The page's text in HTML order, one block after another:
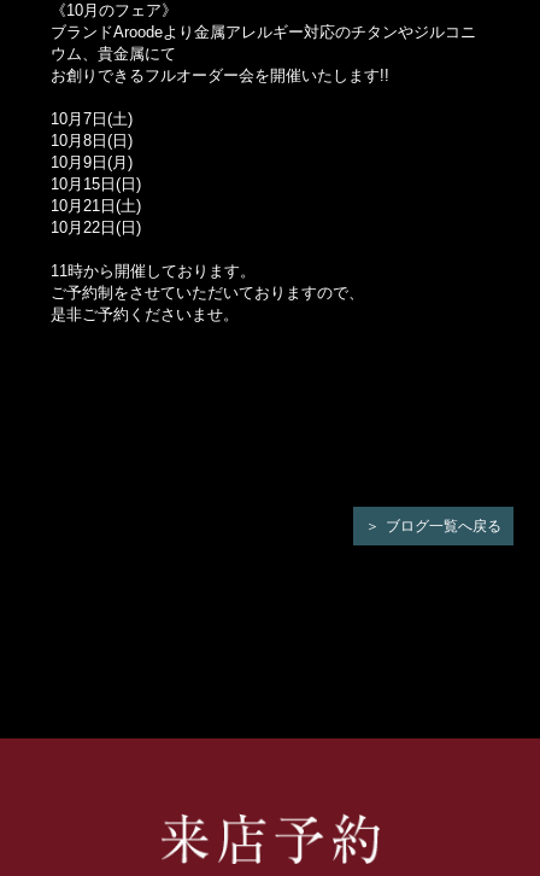
《10月のフェア》
ブランドAroodeより金属アレルギー対応のチタンやジルコニ
ウム、貴金属にて
お創りできるフルオーダー会を開催いたします!!
10月7日(土)
10月8日(日)
10月9日(月)
10月15日(日)
10月21日(土)
10月22日(日)
11時から開催しております。
ご予約制をさせていただいておりますので、
是非ご予約くださいませ。
ブログ一覧へ戻る